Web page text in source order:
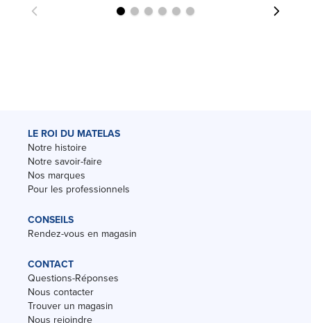
LE ROI DU MATELAS
Notre histoire
Notre savoir-faire
Nos marques
Pour les professionnels
CONSEILS
Rendez-vous en magasin
CONTACT
Questions-Réponses
Nous contacter
Trouver un magasin
Nous rejoindre